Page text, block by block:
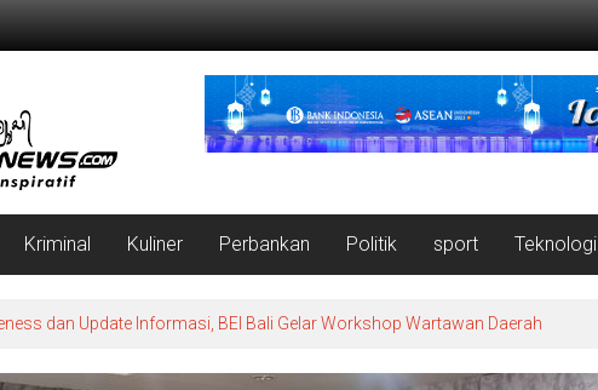
Kriminal Kuliner Perbankan Politik sport Teknologi
dan Update Informasi, BEI Bali Gelar Workshop Wartawan Daerah